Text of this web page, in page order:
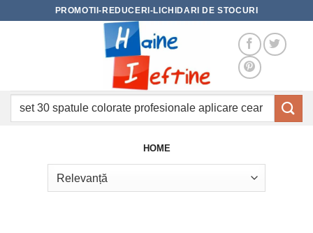
PROMOTII-REDUCERI-LICHIDARI DE STOCURI
Caută
HOME